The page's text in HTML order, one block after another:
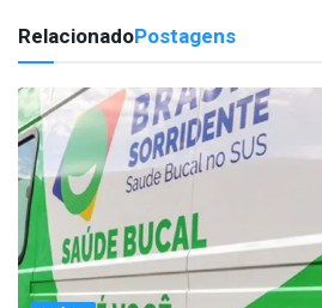
RelacionadoPostagens